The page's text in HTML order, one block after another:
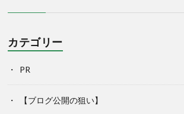
カテゴリー
PR
【ブログ公開の狙い】